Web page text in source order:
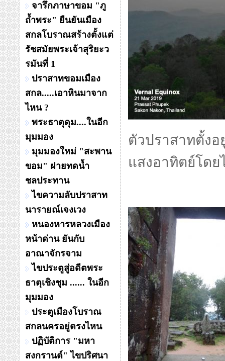
จารึกภาษาขอม "ภู
ถ้ำพระ" ยืนยันเมือง
สกลโบราณสร้างตั้งแต่
รัชสมัยพระเจ้าสุริยะว
รมันที่ 1
ปราสาทขอมเมือง
สกล.....เอาหินมาจาก
ไหน ?
พระธาตุดุม....ในอีก
มุมมอง
มุมมองใหม่ "สะพาน
ขอม" ฝายทดน้ำ
ชลประทาน
ไขความลับปราสาท
นารายณ์เจงเวง
หนองหารหลวงเมือง
หน้าด่าน ยันกับ
อาณาจักรจาม
ไขประตูสู่อดีตพระ
ธาตุเชิงชุม ...... ในอีก
มุมมอง
ประตูเมืองโบราณ
สกลนครอยู่ตรงไหน
ปฏิบัติการ "มหา
สงกรานต์" ไขปริศนา
ตัวปราสาทตั้ง
แสงอาทิตย์โดย